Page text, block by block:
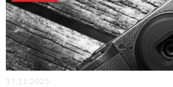
17.11.2025